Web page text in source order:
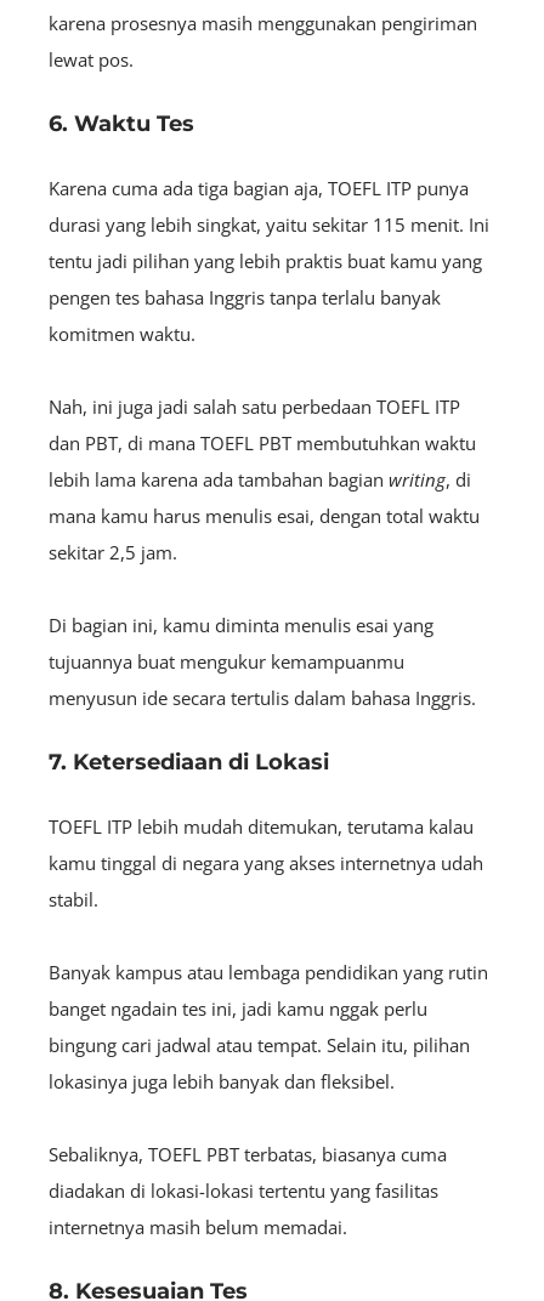
karena prosesnya masih menggunakan pengiriman
lewat pos.
6. Waktu Tes
Karena cuma ada tiga bagian aja, TOEFL ITP punya
durasi yang lebih singkat, yaitu sekitar 115 menit. Ini
tentu jadi pilihan yang lebih praktis buat kamu yang
pengen tes bahasa Inggris tanpa terlalu banyak
komitmen waktu.
Nah, ini juga jadi salah satu perbedaan TOEFL ITP
dan PBT, di mana TOEFL PBT membutuhkan waktu
lebih lama karena ada tambahan bagian writing, di
mana kamu harus menulis esai, dengan total waktu
sekitar 2,5 jam.
Di bagian ini, kamu diminta menulis esai yang
tujuannya buat mengukur kemampuanmu
menyusun ide secara tertulis dalam bahasa Inggris.
7. Ketersediaan di Lokasi
TOEFL ITP lebih mudah ditemukan, terutama kalau
kamu tinggal di negara yang akses internetnya udah
stabil.
Banyak kampus atau lembaga pendidikan yang rutin
banget ngadain tes ini, jadi kamu nggak perlu
bingung cari jadwal atau tempat. Selain itu, pilihan
lokasinya juga lebih banyak dan fleksibel.
Sebaliknya, TOEFL PBT terbatas, biasanya cuma
diadakan di lokasi-lokasi tertentu yang fasilitas
internetnya masih belum memadai.
8. Kesesuaian Tes